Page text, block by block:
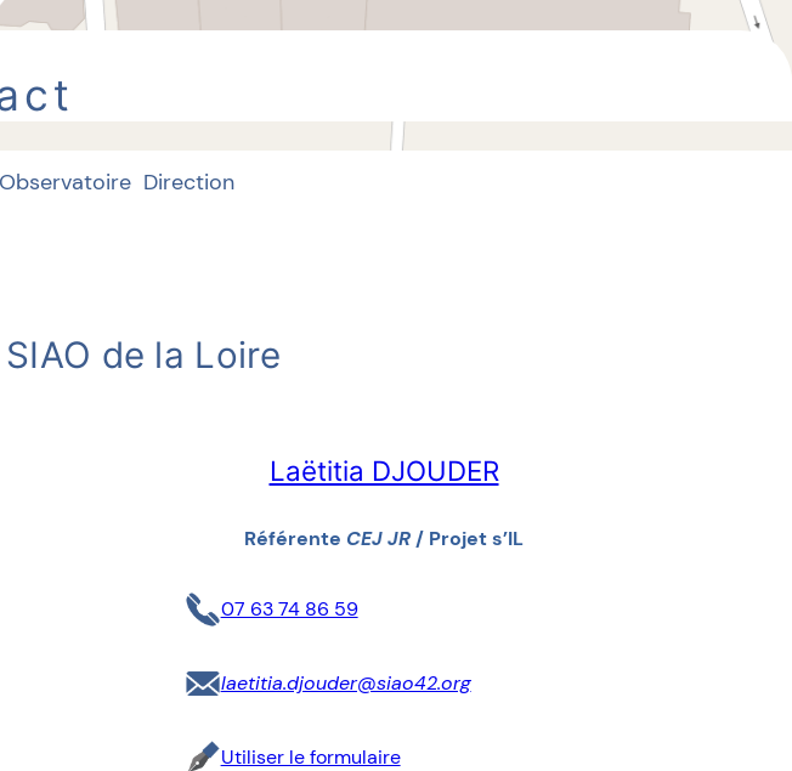
Observatoire Direction
de la Loire
Laëtitia DJOUDER
Référente CEJ JR / Projet s’IL
07 63 74 86 59
laetitia.djouder@siao42.org
Utiliser le formulaire